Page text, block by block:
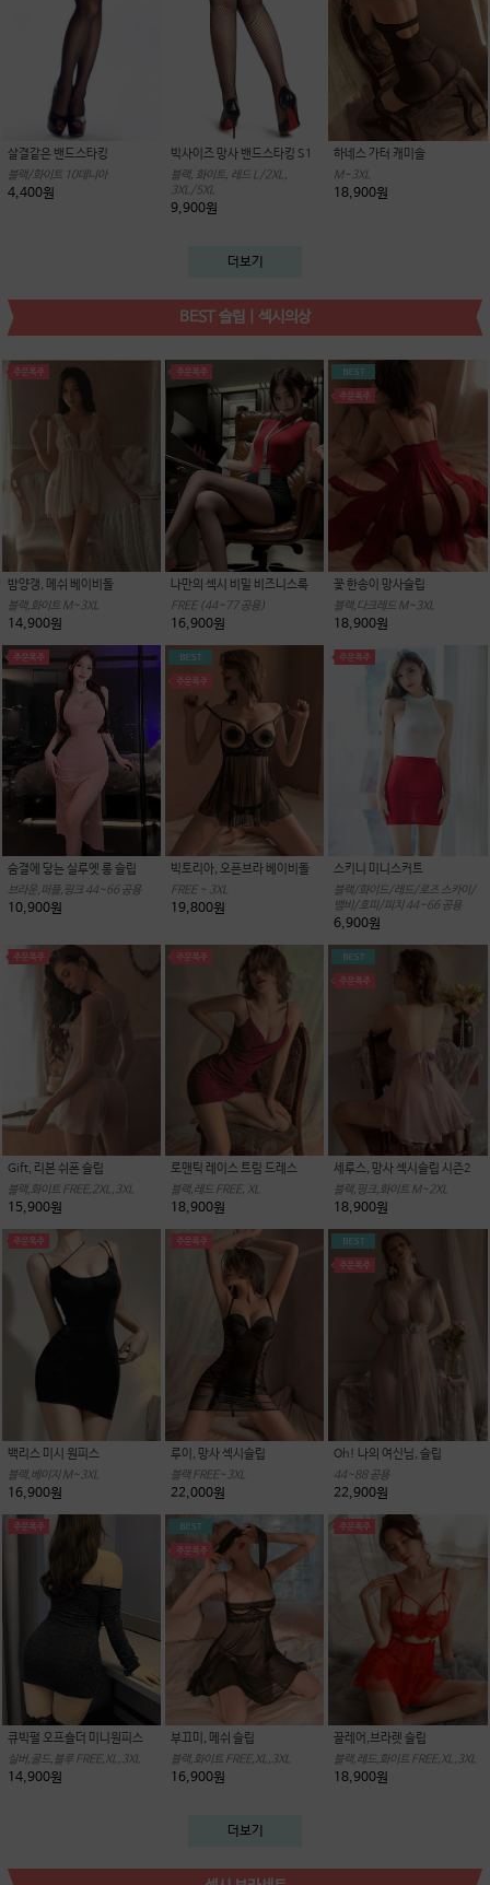
살결같은 밴드스타킹
블랙/화이트 10데니아
4,400원
빅사이즈 망사 밴드스타킹 S1
블랙, 화이트, 레드 L/2XL,
3XL/5XL
9,900원
하네스 가터 캐미솔
M~3XL
18,900원
더보기
BEST 슬립 | 섹시의상
밤양갱, 메쉬 베이비돌
블랙,화이트 M~3XL
14,900원
나만의 섹시 비밀 비즈니스룩
FREE (44~77 공용)
16,900원
꽃 한송이 망사슬립
블랙,다크레드 M~3XL
18,900원
숨결에 닿는 실루엣 롱 슬립
브라운,퍼플,핑크 44~66 공용
10,900원
빅토리아, 오픈브라 베이비돌
FREE ~ 3XL
19,800원
스키니 미니스커트
블랙/화이드/레드/로즈 스카이/
뱀비/호피/피치 44~66 공용
6,900원
Gift, 리본 쉬폰 슬립
블랙,화이트 FREE,2XL,3XL
15,900원
로맨틱 레이스 트림 드레스
블랙,레드 FREE, XL
18,900원
세루스, 망사 섹시슬립 시즌2
블랙,핑크,화이트 M~2XL
18,900원
백리스 미시 원피스
블랙,베이지 M~3XL
16,900원
루이, 망사 섹시슬립
블랙 FREE~3XL
22,000원
Oh! 나의 여신님, 슬립
44~88 공용
22,900원
큐빅펄 오프숄더 미니원피스
실버,골드,블루 FREE,XL,3XL
14,900원
부끄미, 메쉬 슬립
블랙,화이트 FREE,XL,3XL
16,900원
끌레어,브라렛 슬립
블랙,레드,화이트 FREE,XL,3XL
18,900원
더보기